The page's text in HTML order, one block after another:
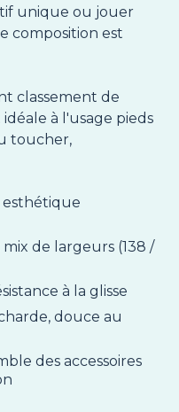
unique ou jouer
composition est
classement de
idéale à l'usage pieds
toucher,
esthétique
de largeurs (138 /
à la glisse
douce au
des accessoires